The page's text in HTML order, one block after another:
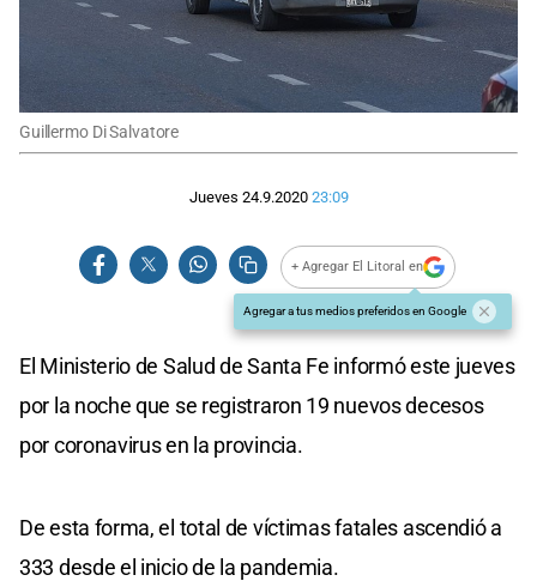
Guillermo Di Salvatore
Jueves 24.9.2020 23:09
+ Agregar El Litoral en
Agregar a tus medios preferidos en Google
El Ministerio de Salud de Santa Fe informó este jueves
por la noche que se registraron 19 nuevos decesos
por coronavirus en la provincia.
De esta forma, el total de víctimas fatales ascendió a
333 desde el inicio de la pandemia.